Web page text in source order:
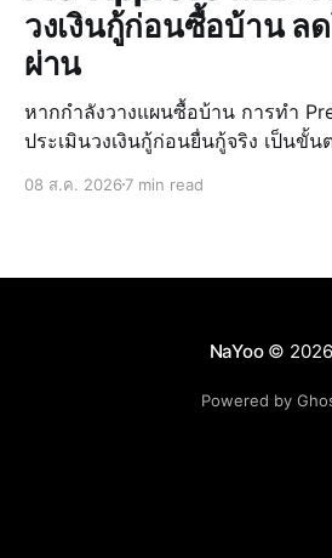
วงเงินกู้ก่อนซื้อบ้าน ล
ผ่าน
หากกำลังวางแผนซื้อบ้าน การทำ
ประเมินวงเงินกู้ก่อนยื่นกู้จริง เป็นขั้
ในการกู้ไม่ผ่านเมื่อเจอบ้านที่ถูกใจ กา
08 ส.ค. 2026 7 min read
NaYoo© 2026
Powered by